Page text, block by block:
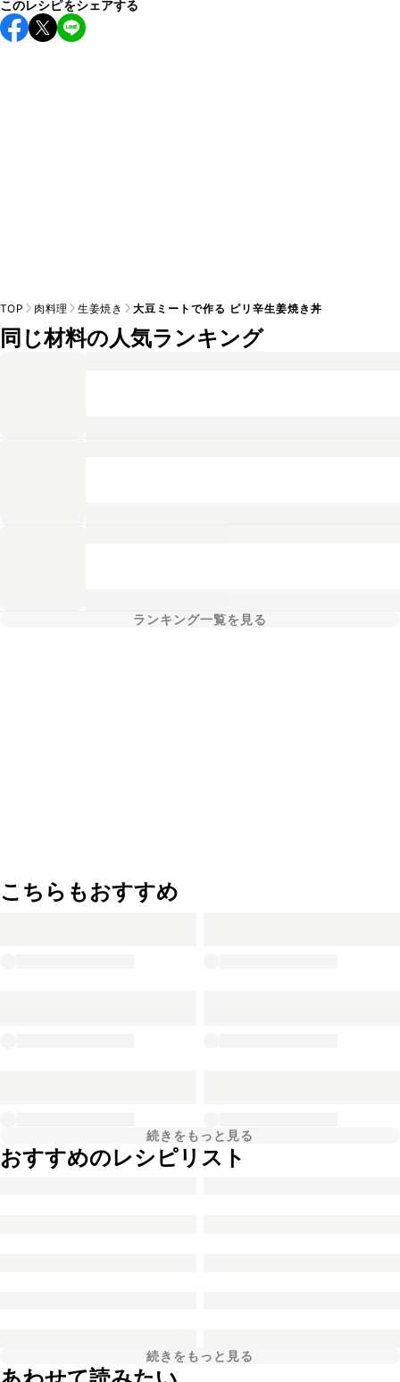
こちらのレシピは出来たてをお召し上がりいただくことをお
すすめします。
このレシピをシェアする
TOP 肉料理 生姜焼き 大豆ミートで作る ピリ辛生姜焼き丼
同じ材料の人気ランキング
ランキング一覧を見る
こちらもおすすめ
続きをもっと見る
おすすめのレシピリスト
続きをもっと見る